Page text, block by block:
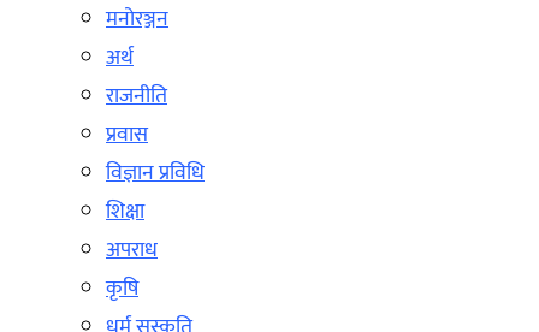
मनोरञ्जन
अर्थ
राजनीति
प्रवास
विज्ञान प्रविधि
शिक्षा
अपराध
कृषि